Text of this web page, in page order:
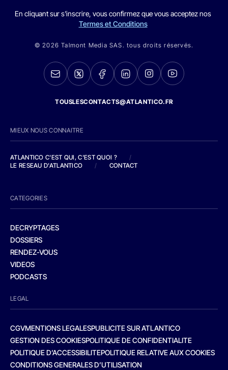
En cliquant sur s'inscrire, vous confirmez que vous acceptez nos
Termes et Conditions
© 2026 Talmont Media SAS. tous droits réservés.
TOUSLESCONTACTS@ATLANTICO.FR
MIEUX NOUS CONNAITRE
ATLANTICO C'EST QUI, C'EST QUOI ?
/
LE RESEAU D'ATLANTICO
/ CONTACT
CATEGORIES
DECRYPTAGES
DOSSIERS
RENDEZ-VOUS
VIDEOS
PODCASTS
LEGAL
CGVMENTIONS LEGALESPUBLICITE SUR ATLANTICO
GESTION DES COOKIESPOLITIQUE DE CONFIDENTIALITE
POLITIQUE D’ACCESSIBILITEPOLITIQUE RELATIVE AUX COOKIES
CONDITIONS GENERALES D’UTILISATION